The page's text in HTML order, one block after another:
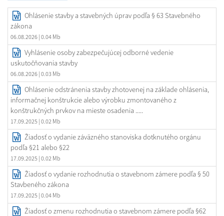
Ohlásenie stavby a stavebných úprav podľa § 63 Stavebného
zákona
06.08.2026 | 0.04 Mb
Vyhlásenie osoby zabezpečujúcej odborné vedenie
uskutočňovania stavby
06.08.2026 | 0.03 Mb
Ohlásenie odstránenia stavby zhotovenej na základe ohlásenia,
informačnej konštrukcie alebo výrobku zmontovaného z
konštrukčných prvkov na mieste osadenia .....
17.09.2025 | 0.02 Mb
Žiadosť o vydanie záväzného stanoviska dotknutého orgánu
podľa §21 alebo §22
17.09.2025 | 0.02 Mb
Žiadosť o vydanie rozhodnutia o stavebnom zámere podľa § 50
Stavbeného zákona
17.09.2025 | 0.04 Mb
Žiadosť o zmenu rozhodnutia o stavebnom zámere podľa §62